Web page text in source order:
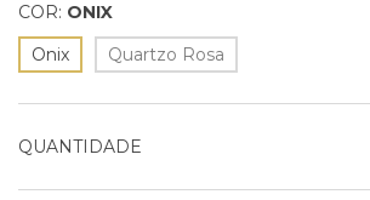
COR: ONIX
Onix
Quartzo Rosa
QUANTIDADE